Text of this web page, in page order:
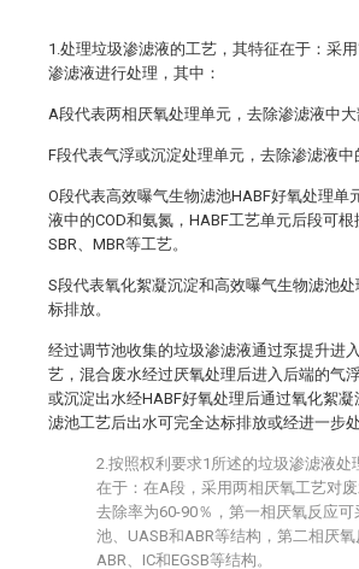
1.处理垃圾渗滤液的工艺，其特征在于：采用
渗滤液进行处理，其中：
A段代表两相厌氧处理单元，去除渗滤液中大
F段代表气浮或沉淀处理单元，去除渗滤液中
O段代表高效曝气生物滤池HABF好氧处理单
液中的COD和氨氮，HABF工艺单元后段可
SBR、MBR等工艺。
S段代表氧化絮凝沉淀和高效曝气生物滤池
标排放。
经过调节池收集的垃圾渗滤液通过泵提升进
艺，混合废水经过厌氧处理后进入后端的气
或沉淀出水经HABF好氧处理后通过氧化絮
滤池工艺后出水可完全达标排放或经进一步处
2.按照权利要求1所述的垃圾渗滤液处
在于：在A段，采用两相厌氧工艺对
去除率为60-90％，第一相厌氧反应
池、UASB和ABR等结构，第二相厌氧
ABR、IC和EGSB等结构。